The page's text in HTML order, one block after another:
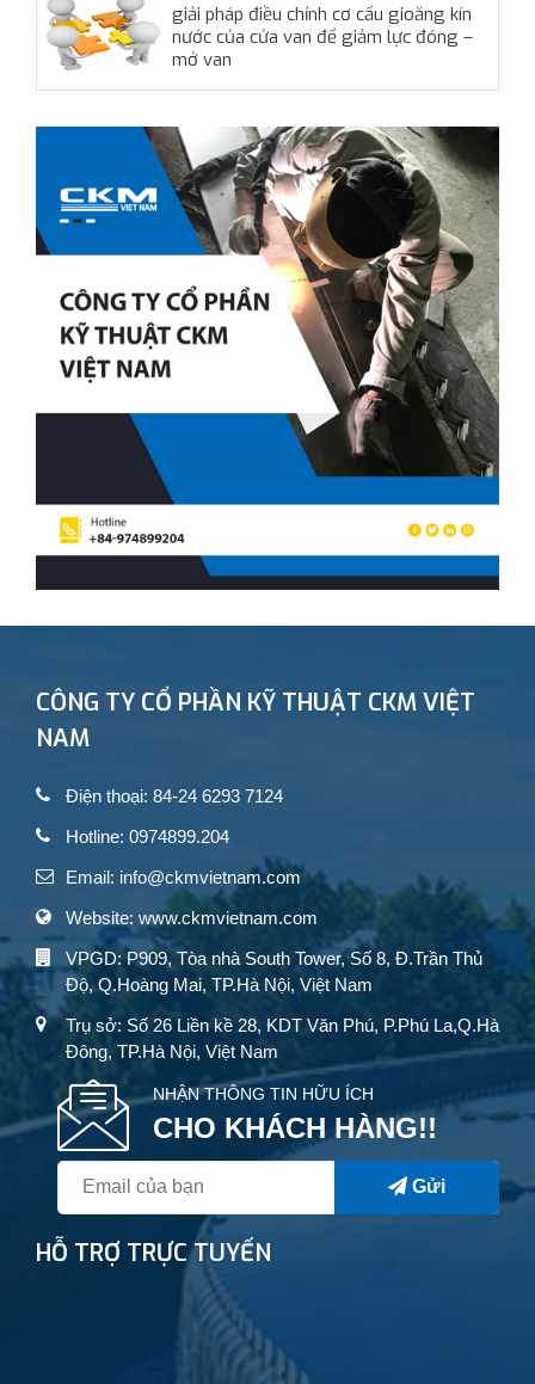
giải pháp điều chỉnh cơ cấu gioăng kín
nước của cửa van để giảm lực đóng –
mở van
CÔNG TY CỔ PHẦN KỸ THUẬT CKM VIỆT
NAM
Điện thoại: 84-24 6293 7124
Hotline: 0974899.204
Email: info@ckmvietnam.com
Website: www.ckmvietnam.com
VPGD: P909, Tòa nhà South Tower, Số 8, Đ.Trần Thủ
Độ, Q.Hoàng Mai, TP.Hà Nội, Việt Nam
Trụ sở: Số 26 Liền kề 28, KDT Văn Phú, P.Phú La,Q.Hà
Đông, TP.Hà Nội, Việt Nam
NHẬN THÔNG TIN HỮU ÍCH
CHO KHÁCH HÀNG!!
Gửi
HỖ TRỢ TRỰC TUYẾN